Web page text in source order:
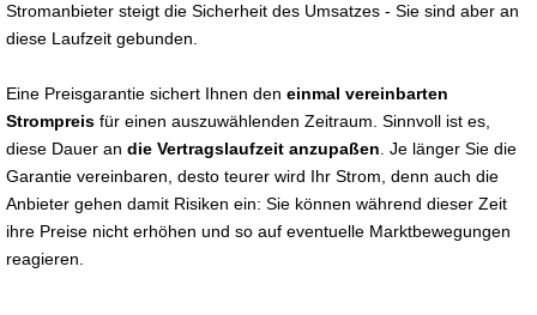
Stromanbieter steigt die Sicherheit des Umsatzes - Sie sind aber an
diese Laufzeit gebunden.
Eine Preisgarantie sichert Ihnen den einmal vereinbarten
Strompreis für einen auszuwählenden Zeitraum. Sinnvoll ist es,
diese Dauer an die Vertragslaufzeit anzupaßen . Je länger Sie die
Garantie vereinbaren, desto teurer wird Ihr Strom, denn auch die
Anbieter gehen damit Risiken ein: Sie können während dieser Zeit
ihre Preise nicht erhöhen und so auf eventuelle Marktbewegungen
reagieren.